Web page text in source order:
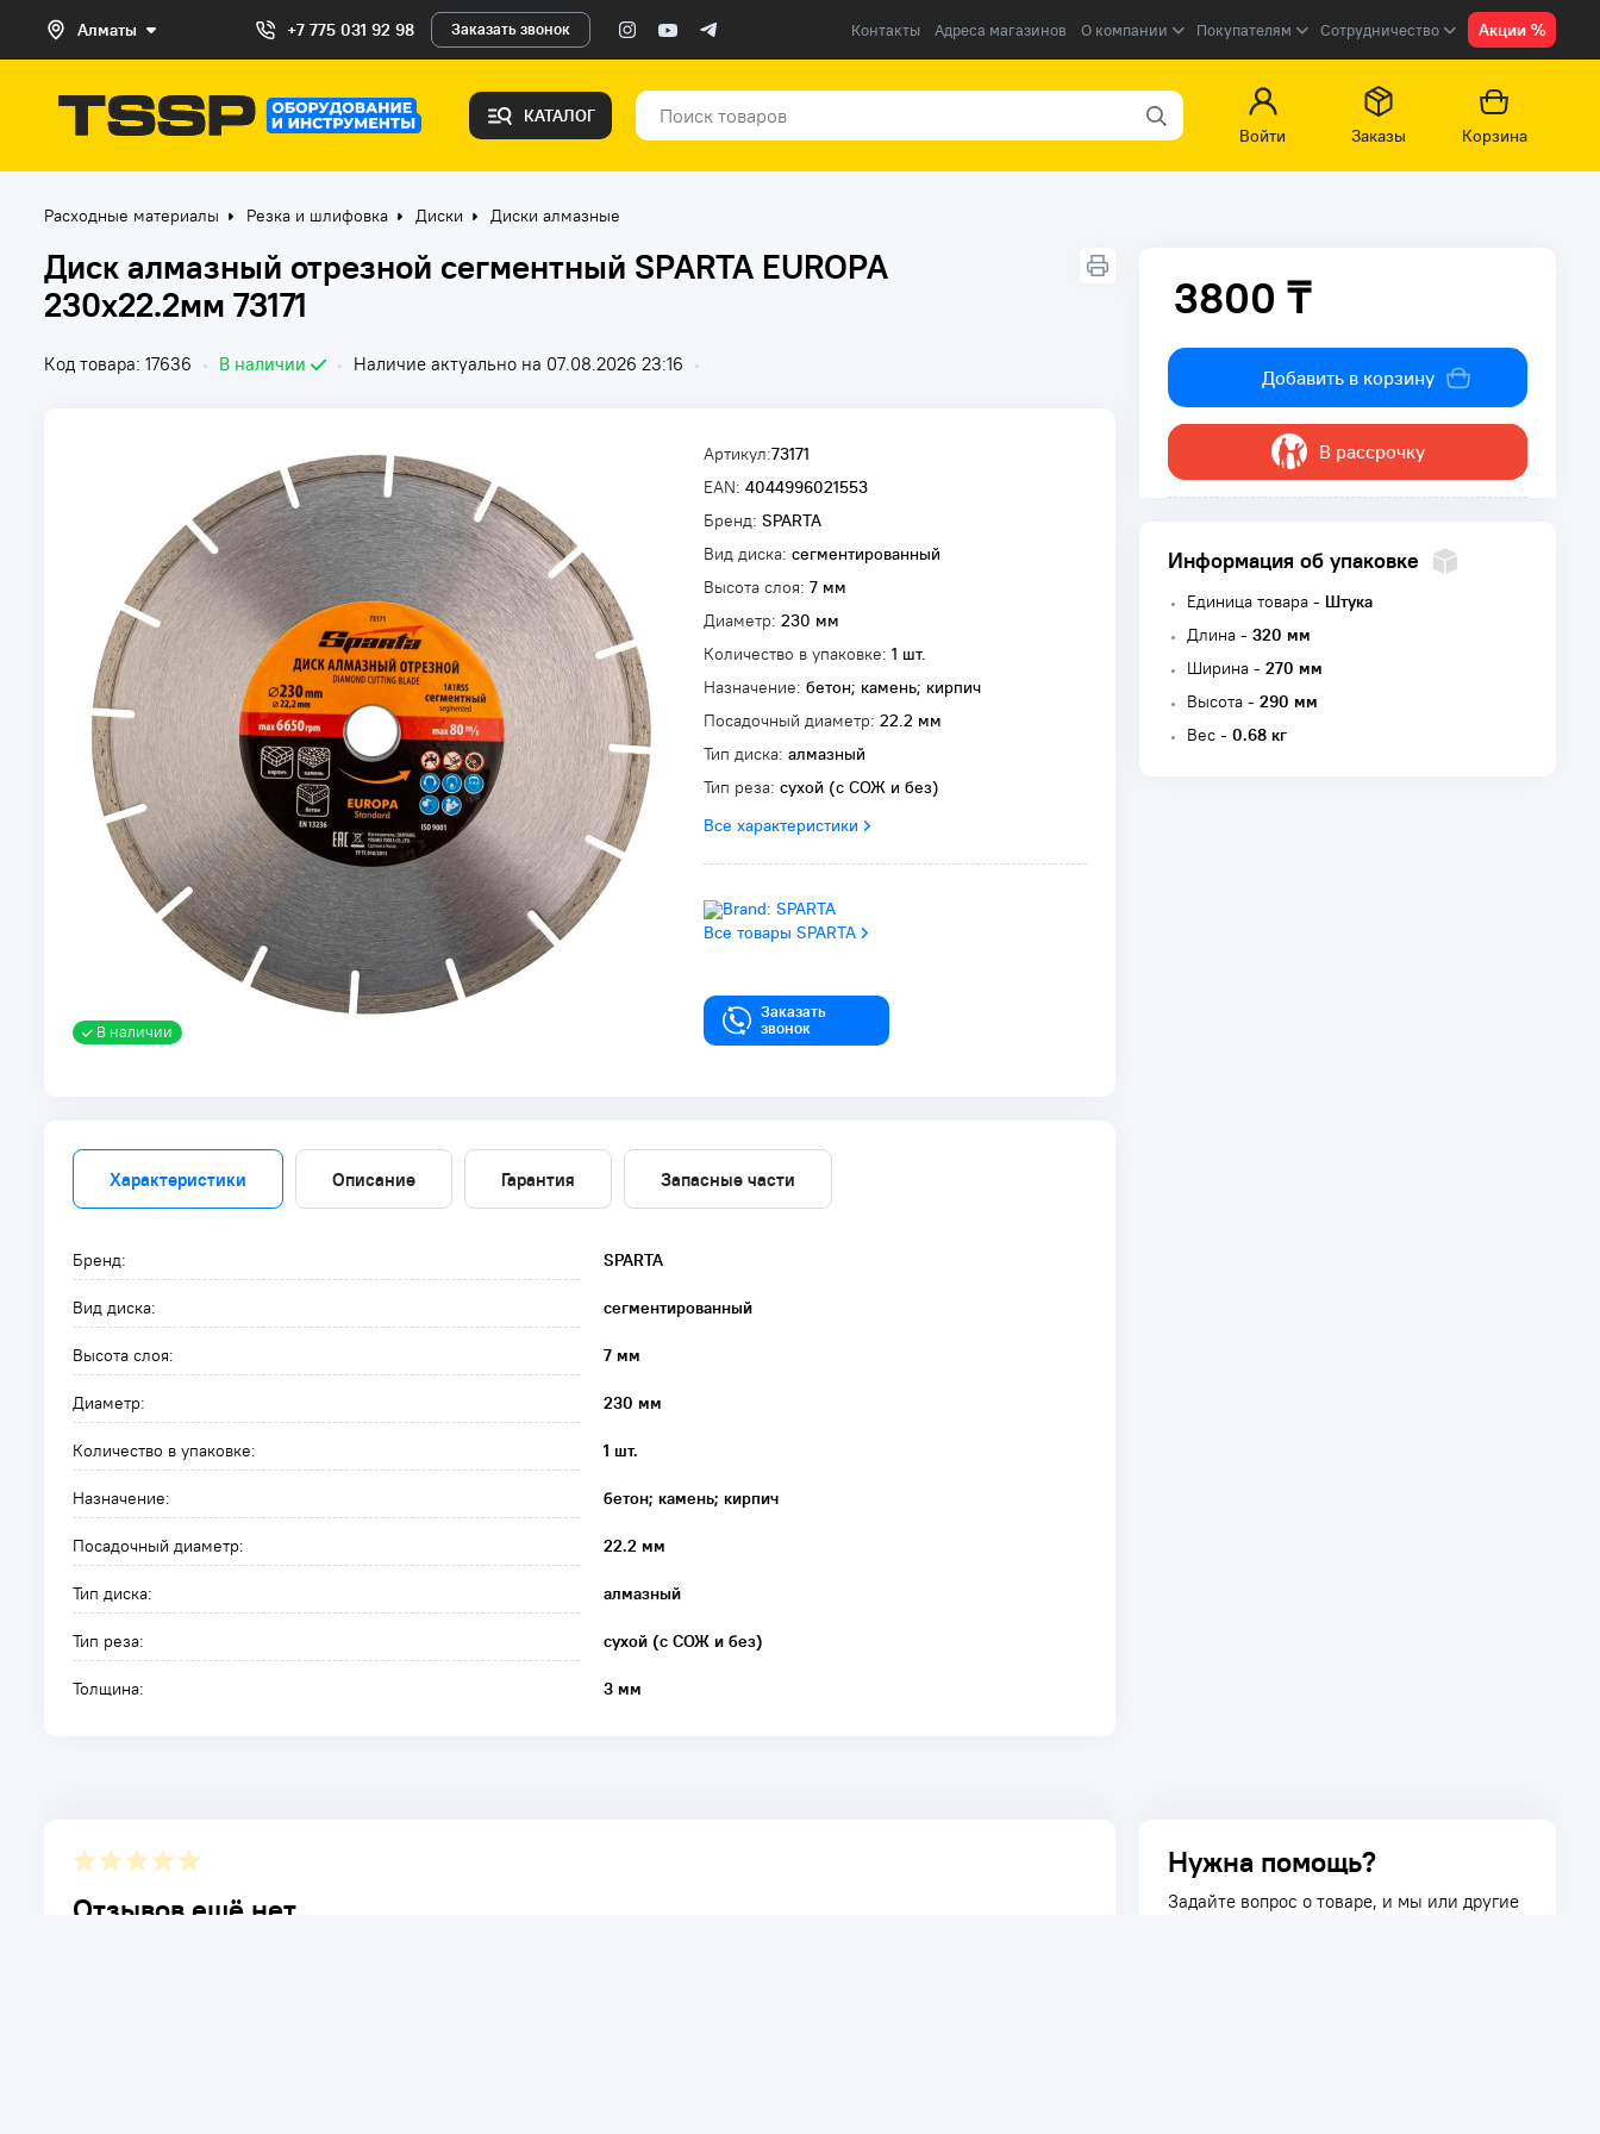
Алматы +7 775 031 92 98 Заказать звонок Контакты Адреса магазинов О компании Покупателям Сотрудничество Акции %
КАТАЛОГ
Войти
Заказы Корзина
Расходные материалы Резка и шлифовка Диски Диски алмазные
Диск алмазный отрезной сегментный SPARTA EUROPA
230x22.2мм 73171
Код товара: 17636 • В наличии • Наличие актуально на 07.08.2026 23:16 •
В наличии
Артикул:73171
EAN: 4044996021553
Бренд: SPARTA
Вид диска: сегментированный
Высота слоя: 7 мм
Диаметр: 230 мм
Количество в упаковке: 1 шт.
Назначение: бетон; камень; кирпич
Посадочный диаметр: 22.2 мм
Тип диска: алмазный
Тип реза: сухой (с СОЖ и без)
Все характеристики
Все товары SPARTA
Заказать
звонок
3800 ₸
3800 ₸
Добавить в корзину
В рассрочку
Информация об упаковке
Единица товара - Штука
Длина - 320 мм
Ширина - 270 мм
Высота - 290 мм
Вес - 0.68 кг
Характеристики Описание Гарантия Запасные части
Бренд: SPARTA
Вид диска: сегментированный
Высота слоя: 7 мм
Диаметр: 230 мм
Количество в упаковке: 1 шт.
Назначение: бетон; камень; кирпич
Посадочный диаметр: 22.2 мм
Тип диска: алмазный
Тип реза: сухой (с СОЖ и без)
Толщина: 3 мм
Отзывов ещё нет.
Нужна помощь?
Задайте вопрос о товаре, и мы или другие